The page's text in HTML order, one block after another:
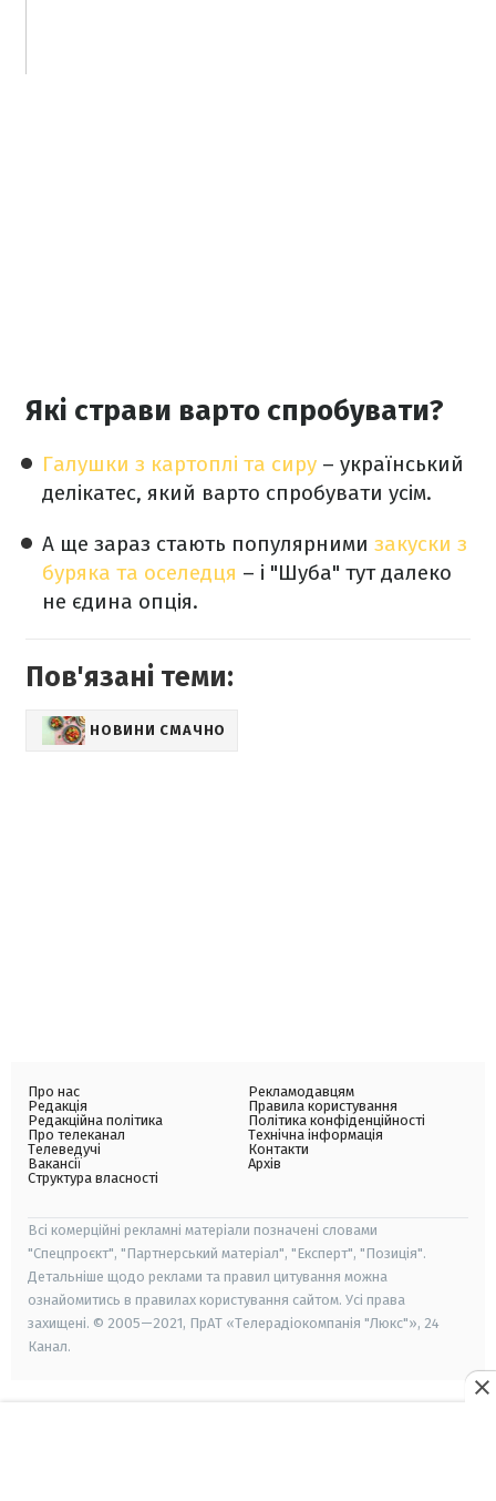
Які страви варто спробувати?
Галушки з картоплі та сиру – український
делікатес, який варто спробувати усім.
А ще зараз стають популярними закуски з
буряка та оселедця – і "Шуба" тут далеко
не єдина опція.
Пов'язані теми:
НОВИНИ СМАЧНО
Про нас
Редакція
Редакційна політика
Про телеканал
Телеведучі
Вакансії
Структура власності
Рекламодавцям
Правила користування
Політика конфіденційності
Технічна інформація
Контакти
Архів
Всі комерційні рекламні матеріали позначені словами
"Спецпроєкт", "Партнерський матеріал", "Експерт", "Позиція".
Детальніше щодо реклами та правил цитування можна
ознайомитись в правилах користування сайтом. Усі права
захищені. © 2005—2021, ПрАТ «Телерадіокомпанія "Люкс"», 24
Канал.